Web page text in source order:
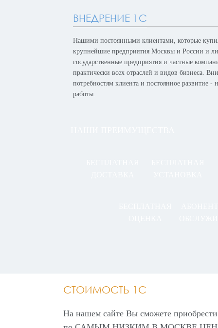
ВНЕДРЕНИЕ 1С
Нашими постоянными клиентами, которые
крупнейшие предприятия Москвы и России и
государственные предприятия и частные
практически всех отраслей и видов бизнеса.
потребностям клиента и постоянное развитие
работы.
СТОИМОСТЬ 1С
На нашем сайте Вы сможете